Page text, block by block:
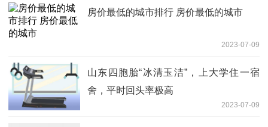
房价最低的城市排行 房价最低的城市
2023-07-09
山东四胞胎“冰清玉洁”，上大学住一宿
舍，平时回头率极高
2023-07-09